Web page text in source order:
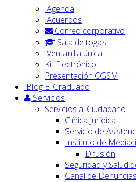
Agenda
Acuerdos
Correo corporativo
Sala de togas
Ventanilla única
Kit Electrónico
Presentación CGSM
Blog El Graduado
Servicios
Servicios al Ciudadano
Clínica Jurídica
Servicio de
Instituto de
Difusión
Seguridad y Salud
Canal de Denuncias